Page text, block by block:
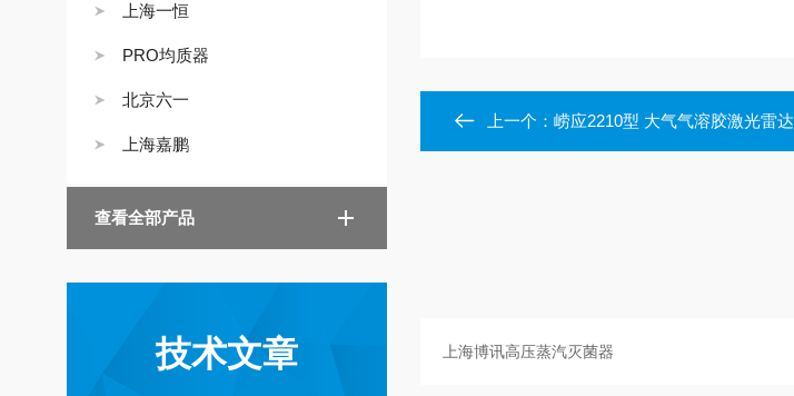
上海一恒
PRO均质器
北京六一
上海嘉鹏
查看全部产品
技术文章
上一个： 崂应2210型 大气气溶胶激光雷达